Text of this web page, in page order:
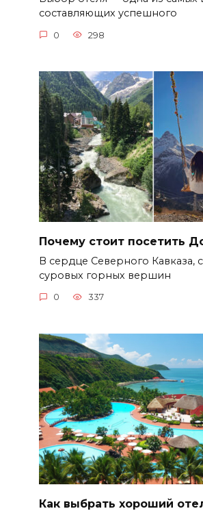
составляющих успешного
0 298
Почему стоит посетить
В сердце Северного Кавказа,
суровых горных вершин
0 337
Как выбрать хороший